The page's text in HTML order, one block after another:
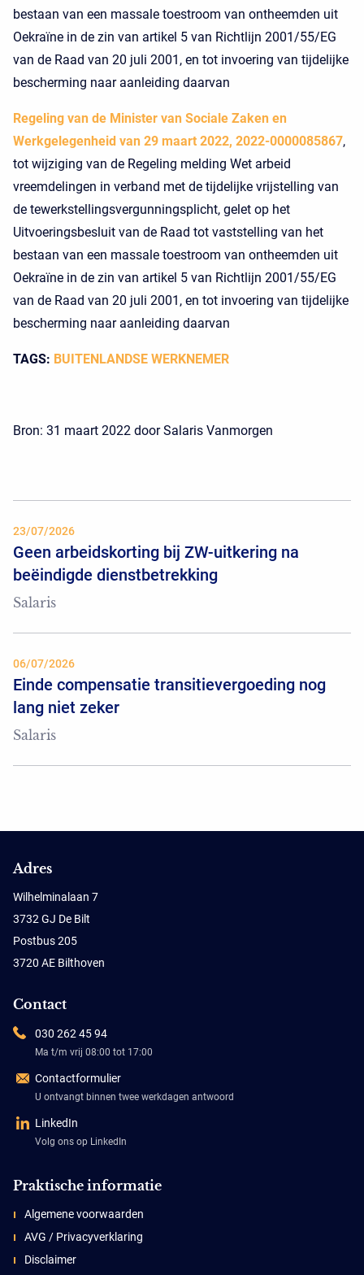
bestaan van een massale toestroom van ontheemden uit
Oekraïne in de zin van artikel 5 van Richtlijn 2001/55/EG
van de Raad van 20 juli 2001, en tot invoering van tijdelijke
bescherming naar aanleiding daarvan
Regeling van de Minister van Sociale Zaken en
Werkgelegenheid van 29 maart 2022, 2022-0000085867,
tot wijziging van de Regeling melding Wet arbeid
vreemdelingen in verband met de tijdelijke vrijstelling van
de tewerkstellingsvergunningsplicht, gelet op het
Uitvoeringsbesluit van de Raad tot vaststelling van het
bestaan van een massale toestroom van ontheemden uit
Oekraïne in de zin van artikel 5 van Richtlijn 2001/55/EG
van de Raad van 20 juli 2001, en tot invoering van tijdelijke
bescherming naar aanleiding daarvan
TAGS: BUITENLANDSE WERKNEMER
Bron: 31 maart 2022 door Salaris Vanmorgen
23/07/2026
Geen arbeidskorting bij ZW-uitkering na
beëindigde dienstbetrekking
Salaris
06/07/2026
Einde compensatie transitievergoeding nog
lang niet zeker
Salaris
Adres
Wilhelminalaan 7
3732 GJ De Bilt
Postbus 205
3720 AE Bilthoven
Contact
030 262 45 94
Ma t/m vrij 08:00 tot 17:00
Contactformulier
U ontvangt binnen twee werkdagen antwoord
LinkedIn
Volg ons op LinkedIn
Praktische informatie
Algemene voorwaarden
AVG / Privacyverklaring
Disclaimer